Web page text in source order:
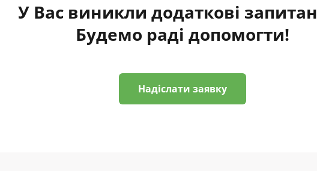
У Вас виникли додаткові
Будемо раді допомогти!
Надіслати заявку